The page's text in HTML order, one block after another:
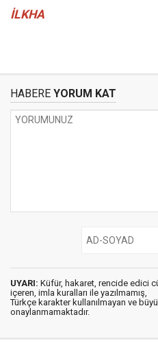
İLKHA
HABERE YORUM KAT
UYARI: Küfür, hakaret, rencide edici
içeren, imla kuralları ile yazılmamış,
Türkçe karakter kullanılmayan ve
onaylanmamaktadır.